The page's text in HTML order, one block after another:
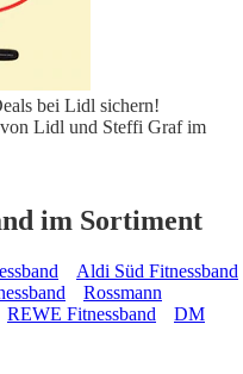
bei Lidl sichern!
Lidl und Steffi Graf im
im Sortiment
Aldi Süd Fitnessband
Rossmann
REWE Fitnessband
DM